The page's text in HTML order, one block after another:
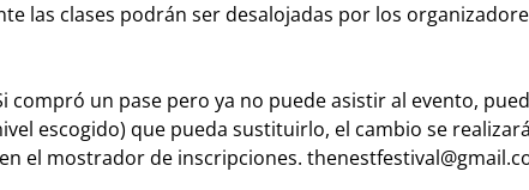
las clases podrán ser desalojadas por los
compró un pase pero ya no puede asistir al evento,
escogido) que pueda sustituirlo, el cambio se
el mostrador de inscripciones.